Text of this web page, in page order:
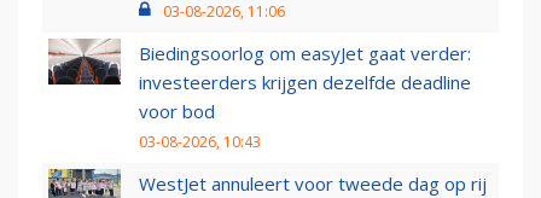
03-08-2026, 11:06
Biedingsoorlog om easyJet gaat verder:
investeerders krijgen dezelfde deadline
voor bod
03-08-2026, 10:43
WestJet annuleert voor tweede dag op rij